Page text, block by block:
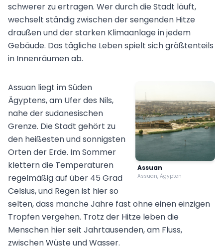
schwerer zu ertragen. Wer durch die Stadt läuft,
wechselt ständig zwischen der sengenden Hitze
draußen und der starken Klimaanlage in jedem
Gebäude. Das tägliche Leben spielt sich größtenteils
in Innenräumen ab.
Assuan
Assuan, Ägypten
Assuan liegt im Süden
Ägyptens, am Ufer des Nils,
nahe der sudanesischen
Grenze. Die Stadt gehört zu
den heißesten und sonnigsten
Orten der Erde. Im Sommer
klettern die Temperaturen
regelmäßig auf über 45 Grad
Celsius, und Regen ist hier so
selten, dass manche Jahre fast ohne einen einzigen
Tropfen vergehen. Trotz der Hitze leben die
Menschen hier seit Jahrtausenden, am Fluss,
zwischen Wüste und Wasser.